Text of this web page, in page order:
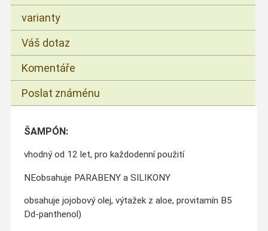
varianty
Váš dotaz
Komentáře
Poslat známénu
ŠAMPÓN:
vhodný od 12 let, pro každodenní použití
NEobsahuje PARABENY a SILIKONY
obsahuje jojobový olej, výtažek z aloe, provitamín B5
Dd-panthenol)